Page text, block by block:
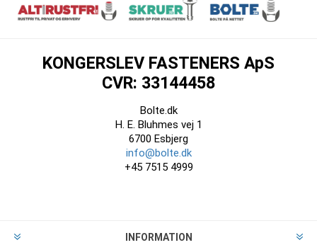
KONGERSLEV FASTENERS ApS
CVR: 33144458
Bolte.dk
H. E. Bluhmes vej 1
6700 Esbjerg
info@bolte.dk
+45 7515 4999
INFORMATION